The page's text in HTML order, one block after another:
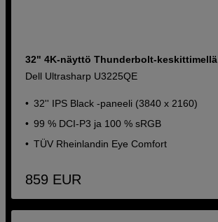
32" 4K-näyttö Thunderbolt-keskittimellä
Dell Ultrasharp U3225QE
32'' IPS Black -paneeli (3840 x 2160)
99 % DCI-P3 ja 100 % sRGB
TÜV Rheinlandin Eye Comfort
859 EUR